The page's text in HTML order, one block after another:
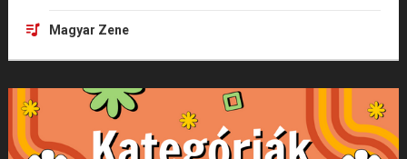
Magyar Zene